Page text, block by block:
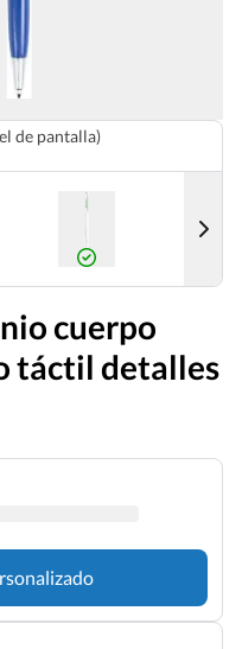
de pantalla)
cuerpo
táctil detalles